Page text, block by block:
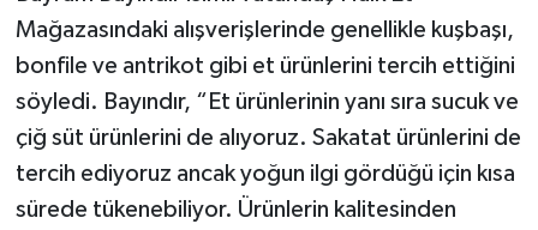
Mağazasındaki alışverişlerinde genellikle kuşbaşı,
bonfile ve antrikot gibi et ürünlerini tercih ettiğini
söyledi. Bayındır, “Et ürünlerinin yanı sıra sucuk ve
çiğ süt ürünlerini de alıyoruz. Sakatat ürünlerini de
tercih ediyoruz ancak yoğun ilgi gördüğü için kısa
sürede tükenebiliyor. Ürünlerin kalitesinden